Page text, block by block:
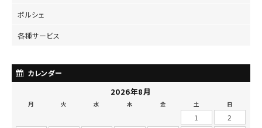
ポルシェ
各種サービス
カレンダー
2026年8月
月 火 水 木 金 土 日
1
2